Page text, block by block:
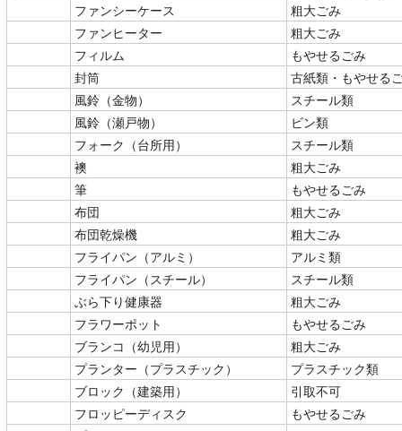
ファンシーケース
粗大ごみ
ファンヒーター
粗大ごみ
フィルム
もやせるごみ
封筒
古紙類・もやせる
風鈴（金物）
スチール類
風鈴（瀬戸物）
ビン類
フォーク（台所用）
スチール類
襖
粗大ごみ
筆
もやせるごみ
布団
粗大ごみ
布団乾燥機
粗大ごみ
フライパン（アルミ）
アルミ類
フライパン（スチール）
スチール類
ぶら下り健康器
粗大ごみ
フラワーポット
もやせるごみ
ブランコ（幼児用）
粗大ごみ
プランター（プラスチック）
プラスチック類
ブロック（建築用）
引取不可
フロッピーディスク
もやせるごみ